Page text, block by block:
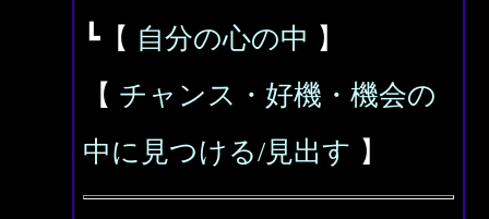
┗【 自分の心の中 】
【 チャンス・好機・機会の
中に見つける/見出す 】